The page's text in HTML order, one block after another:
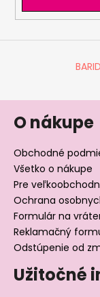
O nákupe
Obchodné
Všetko o nákupe
Pre
Ochrana
Formulár na
Reklamačný
Odstúpenie od
Užitočné